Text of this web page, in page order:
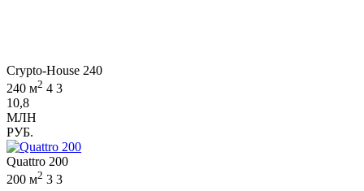
Crypto-House 240
240 м2 4 3
10,8
МЛН
РУБ.
Quattro 200
200 м2 3 3